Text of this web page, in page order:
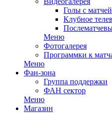
Голы с матчей
Клубное
Меню
Фотогалерея
Программки к
Меню
Фан-зона
Группа поддержки
ФАН сектор
Меню
Магазин